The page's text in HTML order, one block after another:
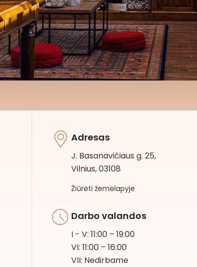
Adresas
J. Basanavičiaus g. 25,
Vilnius, 03108
Žiūrėti žemėlapyje
Darbo valandos
I - V: 11:00 – 19:00
VI: 11:00 – 16:00
VII: Nedirbame